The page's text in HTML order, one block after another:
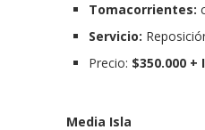
Tomacorrientes:
Servicio:
Precio: $350.000 +
Media Isla